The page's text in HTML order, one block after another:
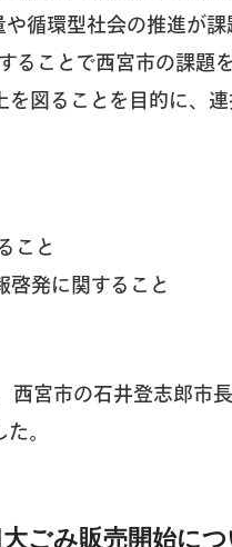
循環型社会の推進が課
ることで西宮市の課題
図ることを目的に、
こと
発に関すること
宮市の石井登志郎市
。
ごみ販売開始に